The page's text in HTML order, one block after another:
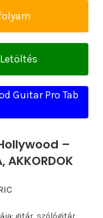
Guitar Pro Tab
–
AKKORDOK
gitár, szólógitár,